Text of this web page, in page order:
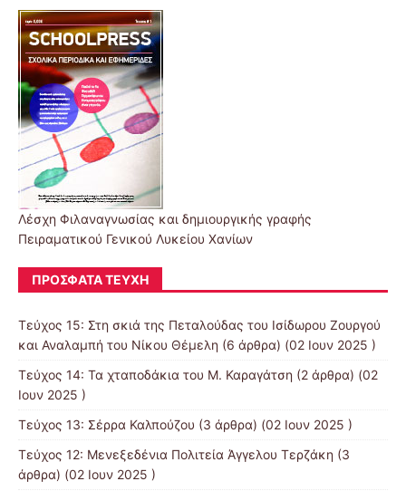
Λέσχη Φιλαναγνωσίας και δημιουργικής γραφής
Πειραματικού Γενικού Λυκείου Χανίων
ΠΡΌΣΦΑΤΑ ΤΕΎΧΗ
Τεύχος 15: Στη σκιά της Πεταλούδας του Ισίδωρου Ζουργού
και Αναλαμπή του Νίκου Θέμελη (6 άρθρα) (02 Ιουν 2025 )
Τεύχος 14: Τα χταποδάκια του Μ. Καραγάτση (2 άρθρα) (02
Ιουν 2025 )
Τεύχος 13: Σέρρα Καλπούζου (3 άρθρα) (02 Ιουν 2025 )
Τεύχος 12: Μενεξεδένια Πολιτεία Άγγελου Τερζάκη (3
άρθρα) (02 Ιουν 2025 )